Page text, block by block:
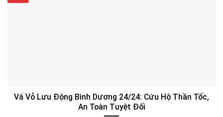
Vá Vỏ Lưu Động Bình Dương 24/24: Cứu Hộ Thần Tốc,
An Toàn Tuyệt Đối